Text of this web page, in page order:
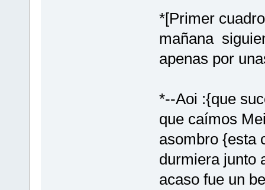
*[Primer
mañana
apenas por
*--Aoi :{que
que caímos
asombro {esta
durmiera junto
acaso fue un